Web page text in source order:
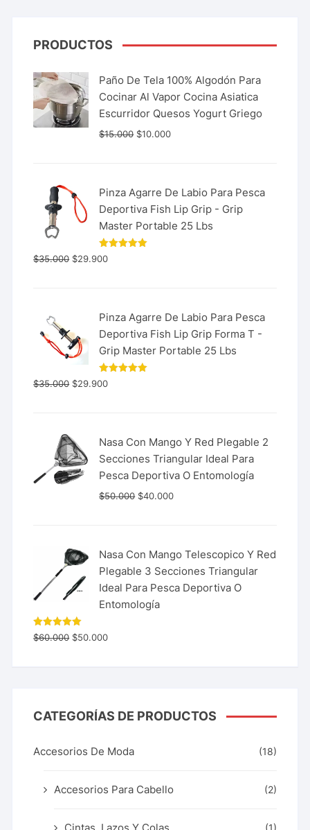
PRODUCTOS
Paño De Tela 100% Algodón Para
Cocinar Al Vapor Cocina Asiatica
Escurridor Quesos Yogurt Griego
$15.000 $10.000
Pinza Agarre De Labio Para Pesca
Deportiva Fish Lip Grip - Grip
Master Portable 25 Lbs
Valorado
con
$35.000 $29.900
Pinza Agarre De Labio Para Pesca
Deportiva Fish Lip Grip Forma T -
Grip Master Portable 25 Lbs
Valorado
con
$35.000 $29.900
Nasa Con Mango Y Red Plegable 2
Secciones Triangular Ideal Para
Pesca Deportiva O Entomología
$50.000 $40.000
Nasa Con Mango Telescopico Y Red
Plegable 3 Secciones Triangular
Ideal Para Pesca Deportiva O
Entomología
Valorado
con 5.00
$60.000 $50.000
CATEGORÍAS DE PRODUCTOS
Accesorios De Moda (18)
Accesorios Para Cabello (2)